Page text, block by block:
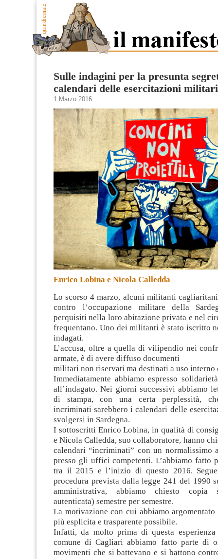
Sulle indagini per la presunta
calendari delle esercitazioni militari
1 Marzo 2016
Enrico Lobina e Nicola Calledda
Lo scorso 4 marzo, alcuni militanti
contro l’occupazione militare della
perquisiti nella loro abitazione privata e nel
frequentano. Uno dei militanti è stato iscritto
indagati.
L’accusa, oltre a quella di vilipendio nei
armate, è di avere diffuso documenti
militari non riservati ma destinati a uso
Immediatamente abbiamo espresso
all’indagato. Nei giorni successivi abbiamo
di stampa, con una certa perplessità,
incriminati sarebbero i calendari delle
svolgersi in Sardegna.
I sottoscritti Enrico Lobina, in qualità di
e Nicola Calledda, suo collaboratore, hanno
calendari “incriminati” con un normalissimo
presso gli uffici competenti. L’abbiamo fatto
tra il 2015 e l’inizio di questo 2016.
procedura prevista dalla legge 241 del 1990
amministrativa, abbiamo chiesto copia
autenticata) semestre per semestre.
La motivazione con cui abbiamo
più esplicita e trasparente possibile.
Infatti, da molto prima di questa
comune di Cagliari abbiamo fatto parte di
movimenti che si battevano e si battono